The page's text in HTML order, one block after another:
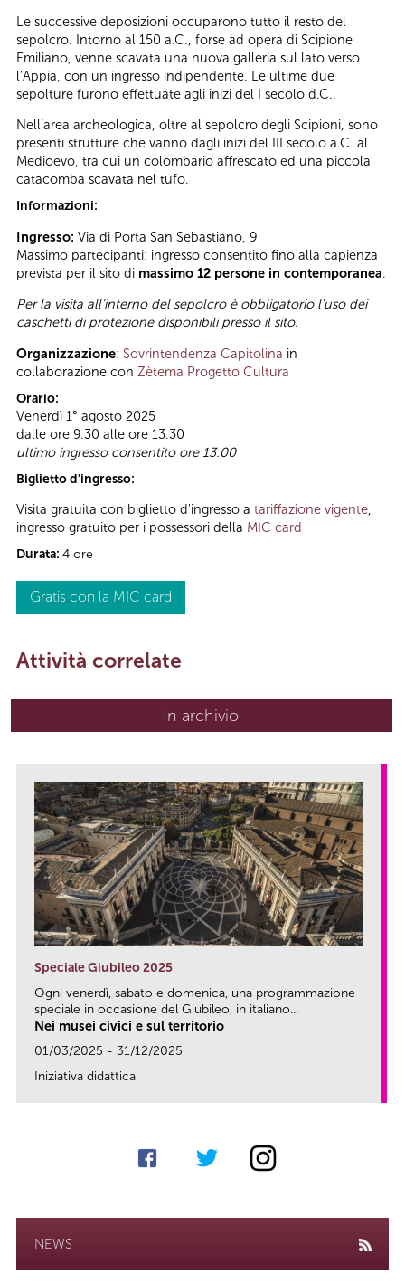
Le successive deposizioni occuparono tutto il resto del
sepolcro. Intorno al 150 a.C., forse ad opera di Scipione
Emiliano, venne scavata una nuova galleria sul lato verso
l’Appia, con un ingresso indipendente. Le ultime due
sepolture furono effettuate agli inizi del I secolo d.C..
Nell’area archeologica, oltre al sepolcro degli Scipioni, sono
presenti strutture che vanno dagli inizi del III secolo a.C. al
Medioevo, tra cui un colombario affrescato ed una piccola
catacomba scavata nel tufo.
Informazioni:
Ingresso: Via di Porta San Sebastiano, 9
Massimo partecipanti: ingresso consentito fino alla capienza
prevista per il sito di massimo 12 persone in contemporanea.
Per la visita all’interno del sepolcro è obbligatorio l'uso dei
caschetti di protezione disponibili presso il sito.
Organizzazione: Sovrintendenza Capitolina in
collaborazione con Zètema Progetto Cultura
Orario:
Venerdì 1° agosto 2025
dalle ore 9.30 alle ore 13.30
ultimo ingresso consentito ore 13.00
Biglietto d'ingresso:
Visita gratuita con biglietto d'ingresso a tariffazione vigente,
ingresso gratuito per i possessori della MIC card
Durata: 4 ore
Gratis con la MIC card
Attività correlate
In archivio
Speciale Giubileo 2025
Ogni venerdì, sabato e domenica, una programmazione
speciale in occasione del Giubileo, in italiano...
Nei musei civici e sul territorio
01/03/2025 - 31/12/2025
Iniziativa didattica
NEWS